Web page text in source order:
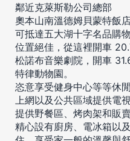
鄰近克萊斯勒公司總部
奧本山南溫德姆貝蒙特飯
可抵達五大湖十字名品購
位置絕佳，從這裡開車
松諾布音樂劇院，開車
特律動物園。
恣意享受健身中心等等休
上網以及公共區域提供電
提供野餐區、烤肉架和販賣
精心設有廚房、電冰箱以